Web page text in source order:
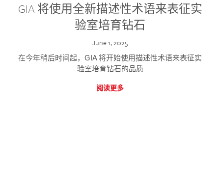
GIA 将使用全新描述性术语来表征实
验室培育钻石
June 1, 2025
在今年稍后时间起，GIA 将开始使用描述性术语来表征实
验室培育钻石的品质
阅读更多